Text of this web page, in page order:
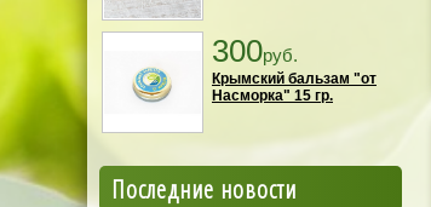
300руб.
Крымский бальзам "от
Насморка" 15 гр.
Последние новости